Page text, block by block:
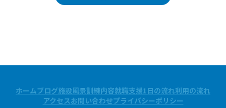
ホームブログ施設風景訓練内容就職支援1日の流れ利用の流れ
アクセスお問い合わせプライバシーポリシー